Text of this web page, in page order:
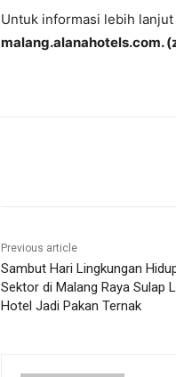
Untuk informasi lebih
malang.alanahotels.com.
Previous article
Sambut Hari Lingkungan
Sektor di Malang Raya Sulap
Hotel Jadi Pakan Ternak